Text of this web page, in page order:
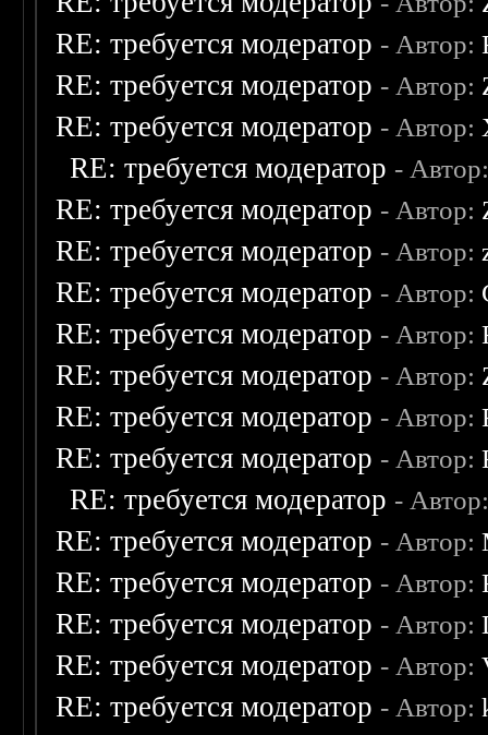
RE: требуется модератор - Автор:
RE: требуется модератор - Автор:
RE: требуется модератор - Автор:
RE: требуется модератор -
RE: требуется модератор - Автор:
RE: требуется модератор - Автор:
RE: требуется модератор - Автор:
RE: требуется модератор - Автор:
RE: требуется модератор - Автор:
RE: требуется модератор - Автор:
RE: требуется модератор - Автор:
RE: требуется модератор -
RE: требуется модератор - Автор:
RE: требуется модератор - Автор:
RE: требуется модератор - Автор:
RE: требуется модератор - Автор:
RE: требуется модератор - Автор: